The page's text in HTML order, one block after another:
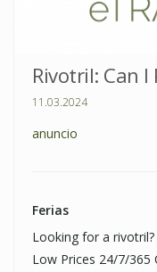
Rivotril: Can I
11.03.2024
anuncio
Ferias
Looking for a
Low Prices 24/7/365